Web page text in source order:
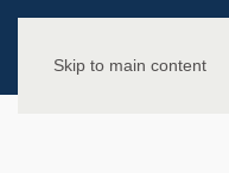
Skip to main content